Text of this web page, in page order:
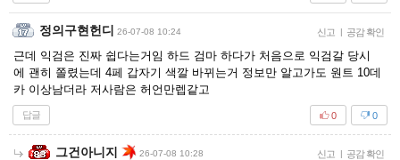
정의구현헌디 26-07-08 10:24 신고 | 공감 확인
근데 익검은 진짜 쉽다는거임 하드 검마 하다가 처음으로 익검갈 당시
에 괜히 쫄렸는데 4페 갑자기 색깔 바뀌는거 정보만 알고가도 원트 10데
카 이상남더라 저사람은 허언만렙같고
답글 0
0
그건아니지 26-07-08 10:28 신고 | 공감 확인